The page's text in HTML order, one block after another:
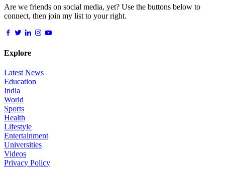
Are we friends on social media, yet? Use the buttons below to
connect, then join my list to your right.
Explore
Latest News
Education
India
World
Sports
Health
Lifestyle
Entertainment
Universities
Videos
Privacy Policy